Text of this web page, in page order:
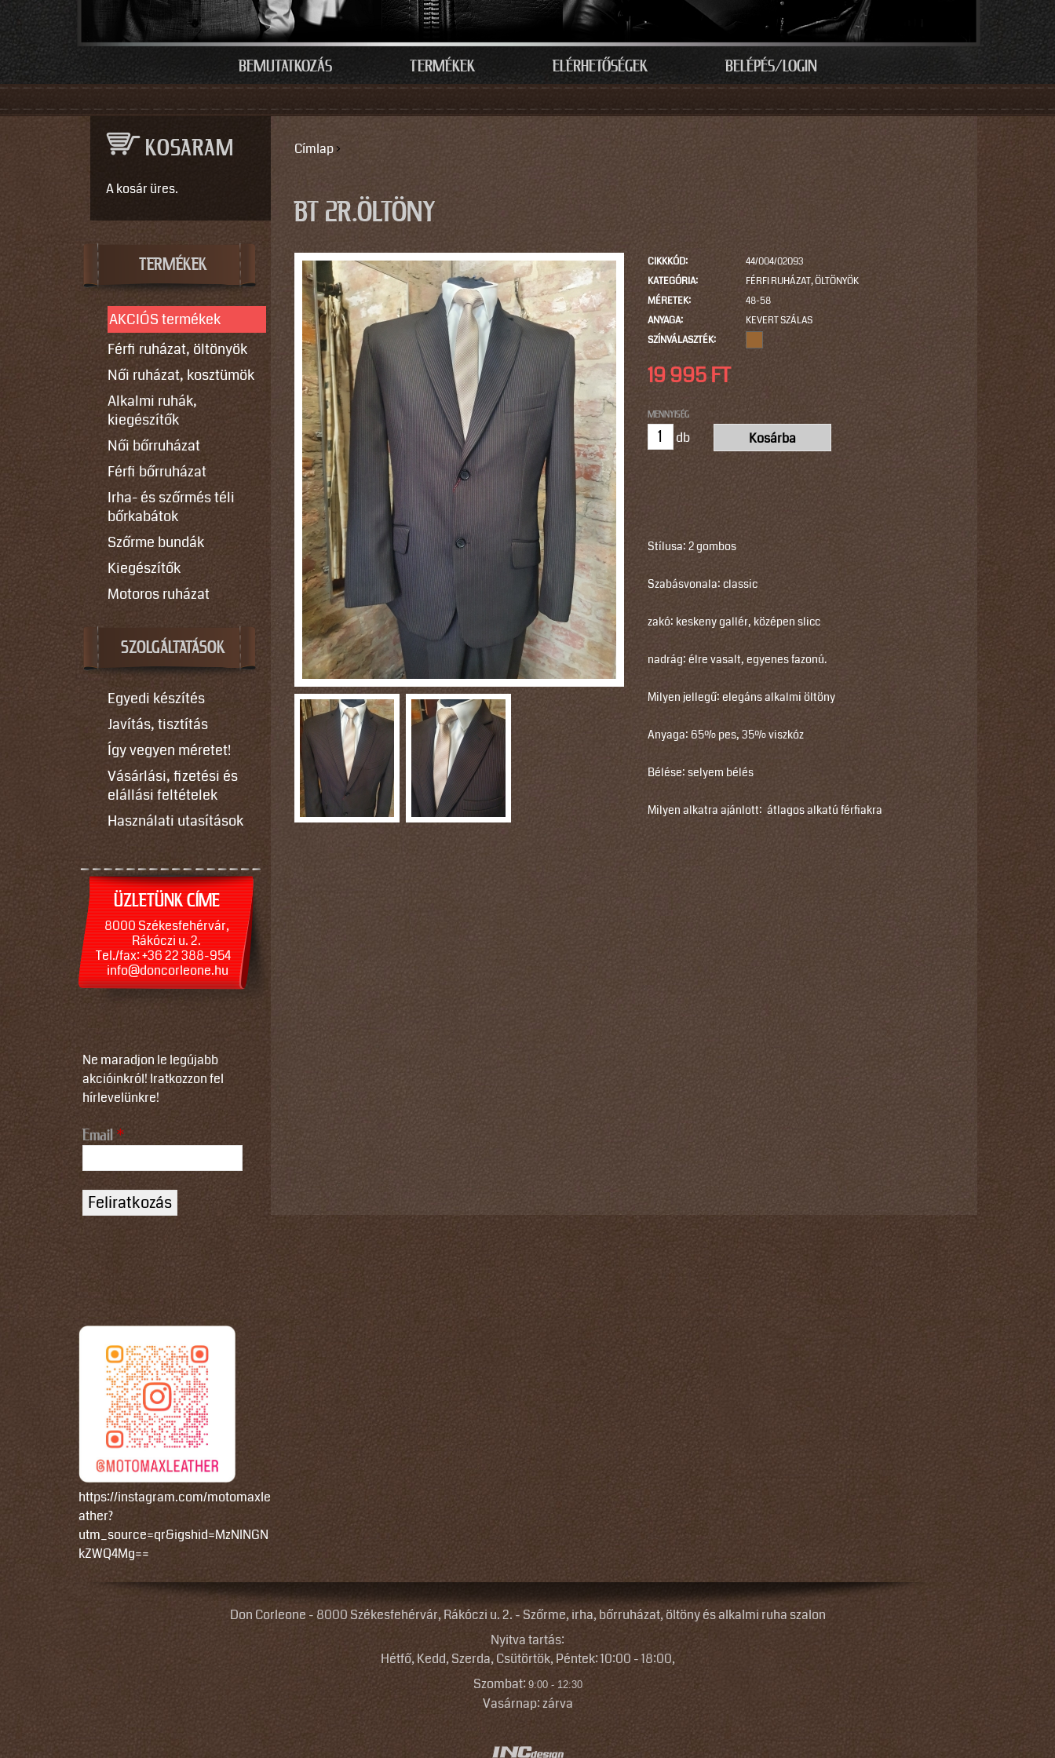
BEMUTATKOZÁS TERMÉKEK ELÉRHETŐSÉGEK BELÉPÉS/LOGIN
JELENLEGI HELY
Címlap›
BT 2R.ÖLTÖNY
CIKKKÓD:
44/004/02093
KATEGÓRIA:
FÉRFI RUHÁZAT, ÖLTÖNYÖK
MÉRETEK:
48-58
ANYAGA:
KEVERT SZÁLAS
SZÍNVÁLASZTÉK:
19 995 FT
MENNYISÉG
a
Stílusa: 2 gombos
Szabásvonala: classic
zakó: keskeny gallér, középen slicc
nadrág: élre vasalt, egyenes fazonú.
Milyen jellegű: elegáns alkalmi öltöny
Anyaga: 65% pes, 35% viszkóz
Bélése: selyem bélés
Milyen alkatra ajánlott: átlagos alkatú férfiakra
KOSARAM
A kosár üres.
TERMÉKEK
AKCIÓS termékek
Férfi ruházat, öltönyök
Női ruházat, kosztümök
Alkalmi ruhák,
kiegészítők
Női bőrruházat
Férfi bőrruházat
Irha- és szőrmés téli
bőrkabátok
Szőrme bundák
Kiegészítők
Motoros ruházat
SZOLGÁLTATÁSOK
Egyedi készítés
Javítás, tisztítás
Így vegyen méretet!
Vásárlási, fizetési és
elállási feltételek
Használati utasítások
ÜZLETÜNK CÍME
8000 Székesfehérvár,
Rákóczi u. 2.
Tel./fax: +36 22 388-954
info@doncorleone.hu
Ne maradjon le legújabb
akcióinkról! Iratkozzon fel
hírlevelünkre!
Email *
N
https://instagram.com/motomaxle
ather?
utm_source=qr&igshid=MzNlNGN
kZWQ4Mg==
Don Corleone - 8000 Székesfehérvár, Rákóczi u. 2. - Szőrme, irha, bőrruházat, öltöny és alkalmi ruha szalon
Nyitva tartás:
Hétfő, Kedd, Szerda, Csütörtök, Péntek: 10:00 - 18:00,
Szombat: 9:00 - 12:30
Vasárnap: zárva